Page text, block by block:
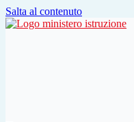
Salta al contenuto